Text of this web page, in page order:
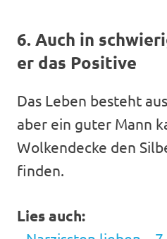
6. Auch in
er das Positive
Das Leben besteht
aber ein guter Mann
Wolkendecke den
finden.
Lies auch: